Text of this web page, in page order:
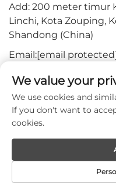
Add: 200 meter timur
Linchi, Kota Zouping,
Shandong (China)
Email:[email
Tel:+82-3180427370
Telepon:+86-
WhatsApp: +82-
Hak cipta © 2024
We value your
We use cookies and
If you don't want to
cookies.